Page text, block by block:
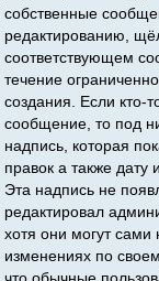
собственные
редактированию,
соответствующем
течение
создания. Если кто-
сообщение, то под
надпись, которая
правок а также дату
Эта надпись не
редактировал
хотя они могут сами
изменениях по